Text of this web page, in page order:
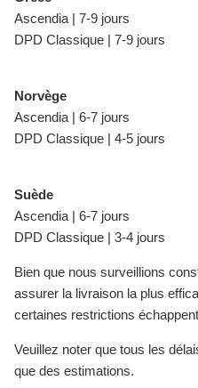
Ascendia | 7-9 jours
DPD Classique | 7-9 jours
Norvège
Ascendia | 6-7 jours
DPD Classique | 4-5 jours
Suède
Ascendia | 6-7 jours
DPD Classique | 3-4 jours
Bien que nous surveillions
assurer la livraison la plus
certaines restrictions
Veuillez noter que tous les
que des estimations.